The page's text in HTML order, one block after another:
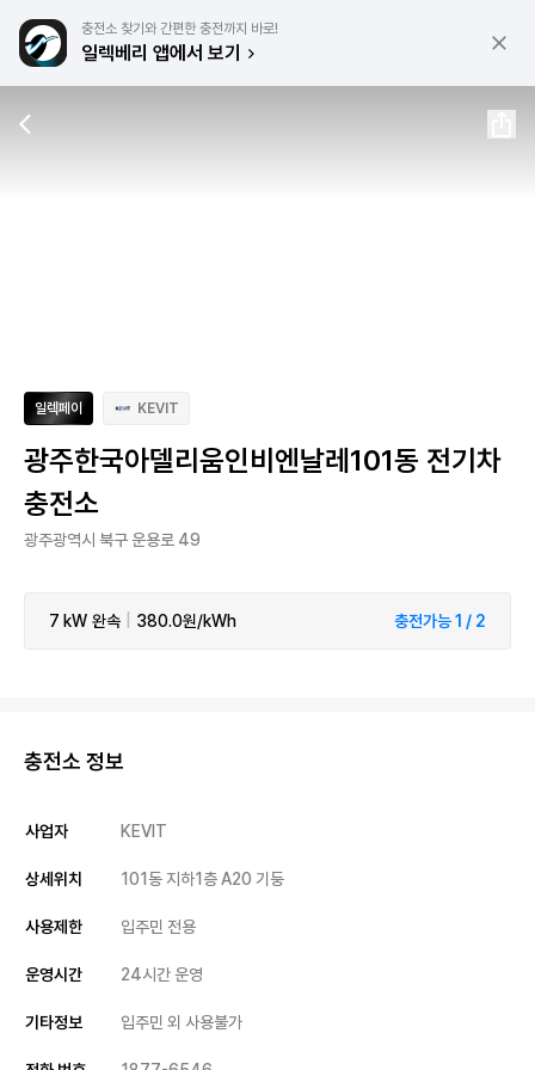
충전소 찾기와 간편한 충전까지 바로!
일렉베리 앱에서 보기
일렉페이 KEVIT
광주한국아델리움인비엔날레101동 전기차
충전소
광주광역시 북구 운용로 49
7 kW 완속 380.0원/kWh 충전가능 1 / 2
충전소 정보
사업자 KEVIT
상세위치 101동 지하1층 A20 기둥
사용제한 입주민 전용
운영시간 24시간 운영
기타정보 입주민 외 사용불가